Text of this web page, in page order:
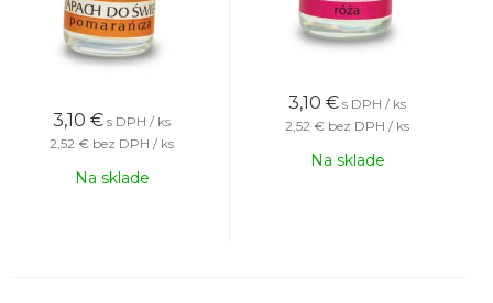
3,10 € s DPH / ks
2,52 € bez DPH / ks
Na sklade
3,10 € s DPH / ks
2,52 € bez DPH / ks
Na sklade